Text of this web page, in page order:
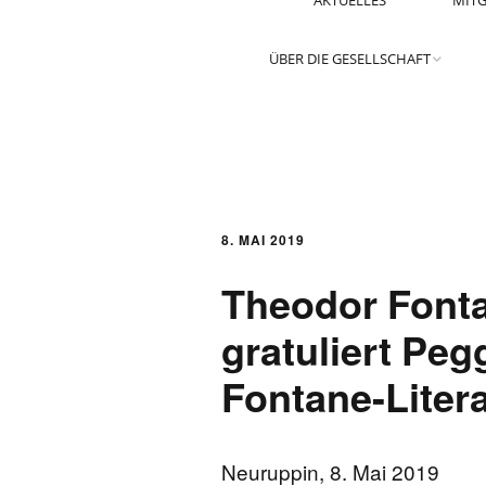
ÜBER DIE GESELLSCHAFT
GRÜNDUNGSDATEN
SELBSTVERSTÄNDNIS UND
SATZUNG
8. MAI 2019
Theodor
gratuliert
Fontane-
Neuruppin, 8. Mai 2019